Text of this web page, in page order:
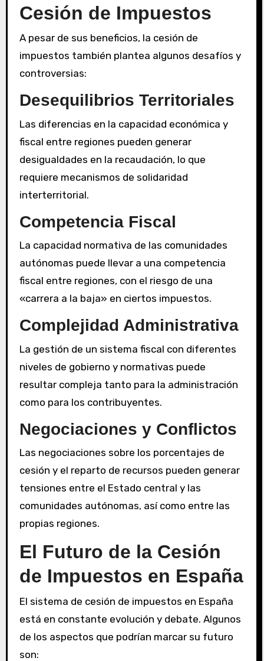
Cesión de Impuestos
A pesar de sus beneficios, la cesión de
impuestos también plantea algunos desafíos y
controversias:
Desequilibrios Territoriales
Las diferencias en la capacidad económica y
fiscal entre regiones pueden generar
desigualdades en la recaudación, lo que
requiere mecanismos de solidaridad
interterritorial.
Competencia Fiscal
La capacidad normativa de las comunidades
autónomas puede llevar a una competencia
fiscal entre regiones, con el riesgo de una
«carrera a la baja» en ciertos impuestos.
Complejidad Administrativa
La gestión de un sistema fiscal con diferentes
niveles de gobierno y normativas puede
resultar compleja tanto para la administración
como para los contribuyentes.
Negociaciones y Conflictos
Las negociaciones sobre los porcentajes de
cesión y el reparto de recursos pueden generar
tensiones entre el Estado central y las
comunidades autónomas, así como entre las
propias regiones.
El Futuro de la Cesión
de Impuestos en España
El sistema de cesión de impuestos en España
está en constante evolución y debate. Algunos
de los aspectos que podrían marcar su futuro
son: